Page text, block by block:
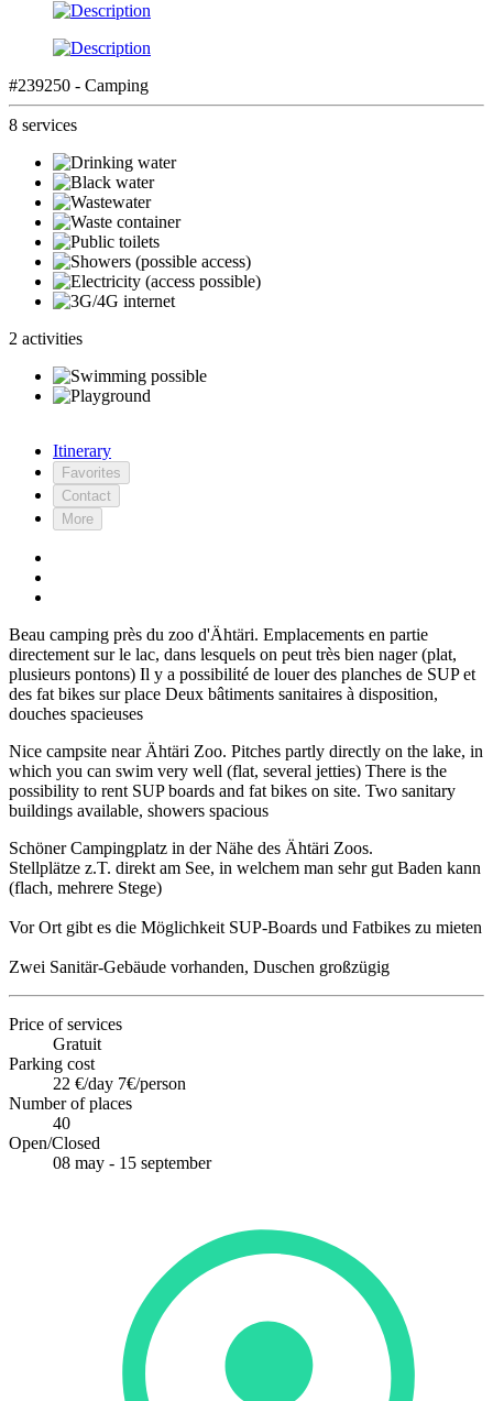
#239250 - Camping
8 services
2 activities
Itinerary
Favorites
Contact
More
Beau camping près du zoo d'Ähtäri. Emplacements en partie
directement sur le lac, dans lesquels on peut très bien nager (plat,
plusieurs pontons) Il y a possibilité de louer des planches de SUP et
des fat bikes sur place Deux bâtiments sanitaires à disposition,
douches spacieuses
Nice campsite near Ähtäri Zoo. Pitches partly directly on the lake, in
which you can swim very well (flat, several jetties) There is the
possibility to rent SUP boards and fat bikes on site. Two sanitary
buildings available, showers spacious
Schöner Campingplatz in der Nähe des Ähtäri Zoos.
Stellplätze z.T. direkt am See, in welchem man sehr gut Baden kann
(flach, mehrere Stege)
Vor Ort gibt es die Möglichkeit SUP-Boards und Fatbikes zu mieten
Zwei Sanitär-Gebäude vorhanden, Duschen großzügig
Price of services
Gratuit
Parking cost
22 €/day 7€/person
Number of places
40
Open/Closed
08 may - 15 september